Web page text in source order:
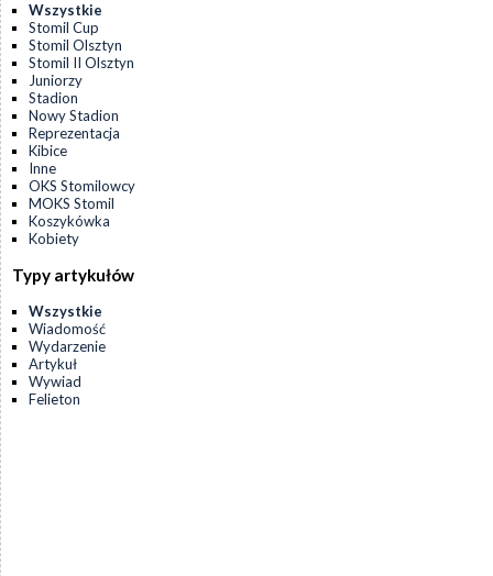
Wszystkie
Stomil Cup
Stomil Olsztyn
Stomil II Olsztyn
Juniorzy
Stadion
Nowy Stadion
Reprezentacja
Kibice
Inne
OKS Stomilowcy
MOKS Stomil
Koszykówka
Kobiety
Typy artykułów
Wszystkie
Wiadomość
Wydarzenie
Artykuł
Wywiad
Felieton